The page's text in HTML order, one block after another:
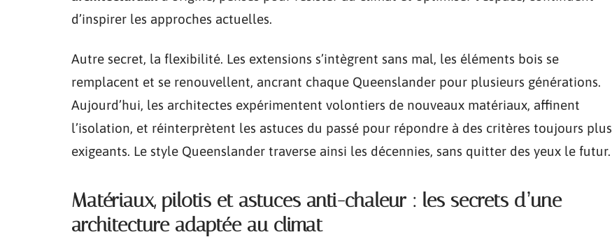
d’inspirer les approches actuelles.
Autre secret, la flexibilité. Les extensions s’intègrent sans mal, les éléments bois se
remplacent et se renouvellent, ancrant chaque Queenslander pour plusieurs générations.
Aujourd’hui, les architectes expérimentent volontiers de nouveaux matériaux, affinent
l’isolation, et réinterprètent les astuces du passé pour répondre à des critères toujours plus
exigeants. Le style Queenslander traverse ainsi les décennies, sans quitter des yeux le futur.
Matériaux, pilotis et astuces anti-chaleur : les secrets d’une
architecture adaptée au climat